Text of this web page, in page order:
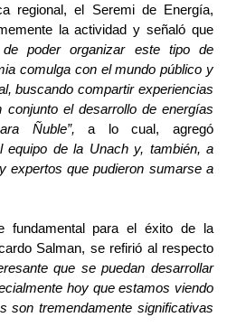
regional, el Seremi de Energía,
la actividad y señaló que
poder organizar este tipo de
comulga con el mundo público y
buscando compartir experiencias
el desarrollo de energías
Ñuble”,a lo cual, agregó
equipo de la Unach y, también, a
expertos que pudieron sumarse a
fundamental para el éxito de la
Salman, se refirió al respecto
que se puedan desarrollar
hoy que estamos viendo
son tremendamente significativas